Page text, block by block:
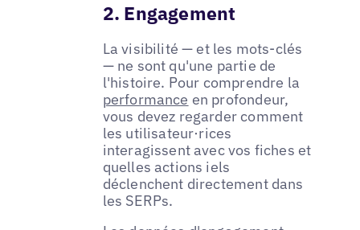
2. Engagement
La visibilité — et les mots-clés
— ne sont qu'une partie de
l'histoire. Pour comprendre la
performance en profondeur,
vous devez regarder comment
les utilisateur·rices
interagissent avec vos fiches et
quelles actions iels
déclenchent directement dans
les SERPs.